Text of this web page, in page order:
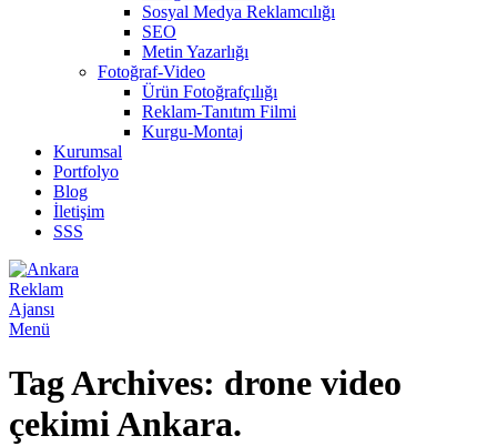
Sosyal Medya Reklamcılığı
SEO
Metin Yazarlığı
Fotoğraf-Video
Ürün Fotoğrafçılığı
Reklam-Tanıtım Filmi
Kurgu-Montaj
Kurumsal
Portfolyo
Blog
İletişim
SSS
Menü
Tag Archives: drone video
çekimi Ankara.